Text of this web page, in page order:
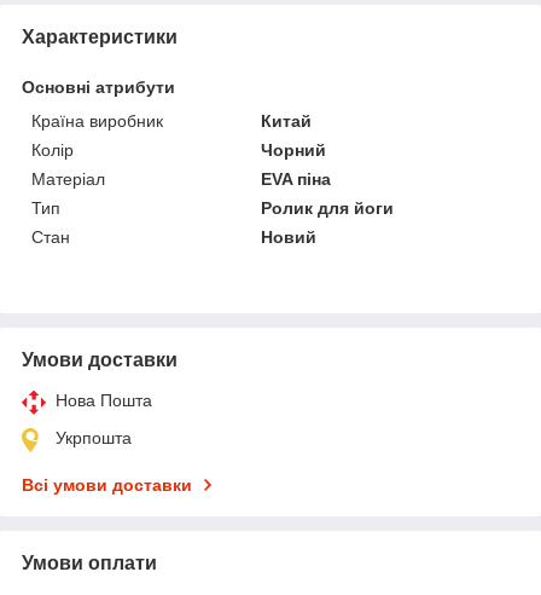
Характеристики
Основні атрибути
Країна виробник
Китай
Колір
Чорний
Матеріал
EVA піна
Тип
Ролик для йоги
Стан
Новий
Умови доставки
Нова Пошта
Укрпошта
Всі умови доставки
Умови оплати